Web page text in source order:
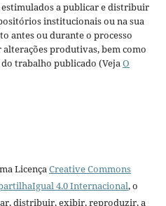
estimulados a publicar e distribuir
institucionais ou na sua
antes ou durante o processo
produtivas, bem como
trabalho publicado (VejaO
Licença Creative Commons
4.0 Internacional, o
distribuir, exibir, reproduzir, a